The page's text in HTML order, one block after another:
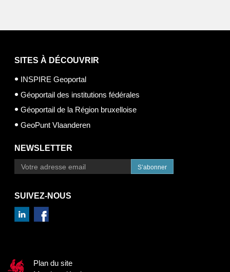
SITES À DÉCOUVRIR
INSPIRE Geoportal
Géoportail des institutions fédérales
Géoportail de la Région bruxelloise
GeoPunt Vlaanderen
NEWSLETTER
S’abonner
SUIVEZ-NOUS
Plan du site